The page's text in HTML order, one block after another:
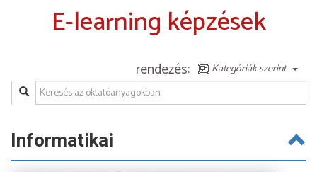
E-learning képzések
rendezés: Kategóriák szerint
Informatikai